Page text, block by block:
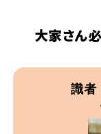
大家さん
識者